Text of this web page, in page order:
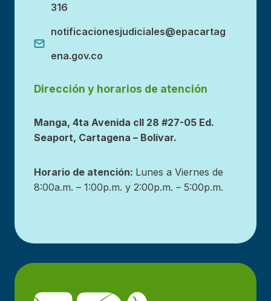
316
notificacionesjudiciales@epacartag
ena.gov.co
Dirección y horarios de atención
Manga, 4ta Avenida cll 28 #27-05 Ed.
Seaport, Cartagena – Bolívar.
Horario de atención: Lunes a Viernes de
8:00a.m. – 1:00p.m. y 2:00p.m. – 5:00p.m.